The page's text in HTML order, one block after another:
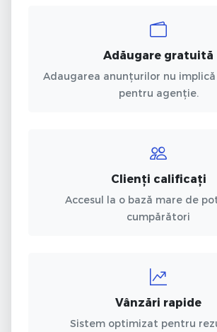
Adăugare gratuită
Adaugarea anunțurilor nu
pentru agenție.
Clienți calificați
Accesul la o bază mare de
cumpărători
Vânzări rapide
Sistem optimizat pentru